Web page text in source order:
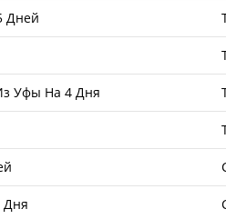
Дней
Уфы На 4 Дня
Дня